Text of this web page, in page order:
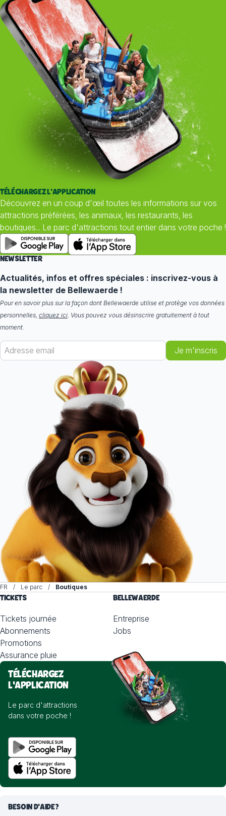
TÉLÉCHARGEZ L'APPLICATION
Découvrez en un coup d'œil toutes les informations sur vos
attractions préférées, les animaux, les restaurants, les
boutiques... Le parc d'attractions tout entier dans votre poche !
NEWSLETTER
Actualités, infos et offres spéciales : inscrivez-vous à
la newsletter de Bellewaerde !
Pour en savoir plus sur la façon dont Bellewaerde utilise et protège vos données
personnelles, cliquez ici . Vous pouvez vous désinscrire gratuitement à tout
moment.
Je m'inscris
FR Le parc Boutiques
TICKETS
Tickets journée
Abonnements
Promotions
Assurance pluie
BELLEWAERDE
Entreprise
Jobs
TÉLÉCHARGEZ
L'APPLICATION
Le parc d'attractions
dans votre poche !
BESOIN D'AIDE?